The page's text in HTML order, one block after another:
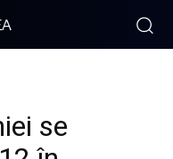
se